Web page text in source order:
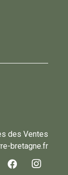
des Ventes
bretagne.fr